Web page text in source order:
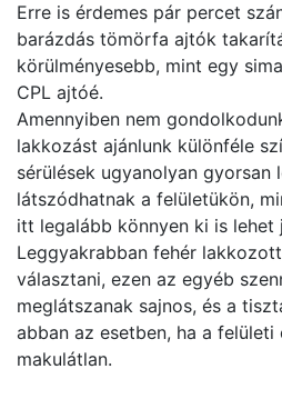
Erre is érdemes pár percet
barázdás tömörfa ajtók
körülményesebb, mint egy
CPL ajtóé.
Amennyiben nem
lakkozást ajánlunk különféle
sérülések ugyanolyan gyorsan
látszódhatnak a felületükön,
itt legalább könnyen ki is lehet
Leggyakrabban fehér
választani, ezen az egyéb
meglátszanak sajnos, és a
abban az esetben, ha a felületi
makulátlan.